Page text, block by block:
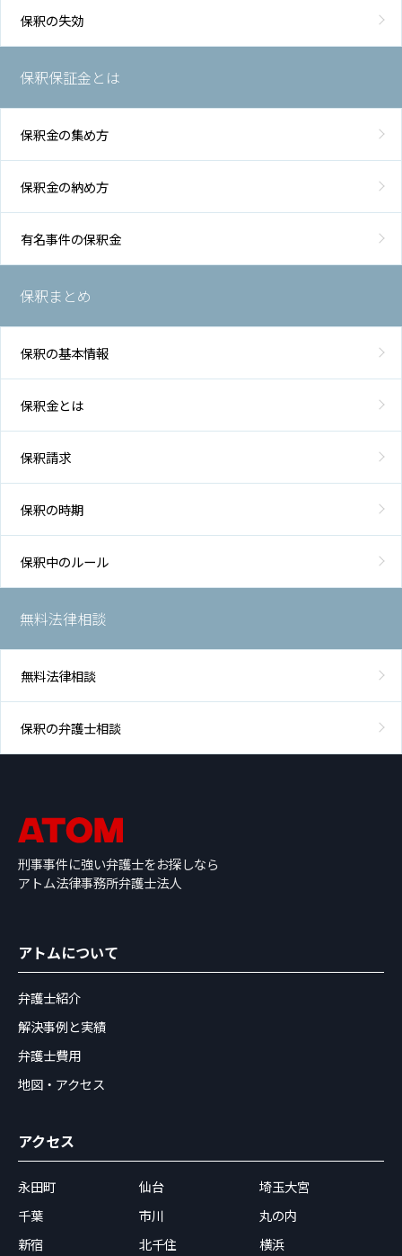
保釈の失効
保釈保証金とは
保釈金の集め方
保釈金の納め方
有名事件の保釈金
保釈まとめ
保釈の基本情報
保釈金とは
保釈請求
保釈の時期
保釈中のルール
無料法律相談
無料法律相談
保釈の弁護士相談
刑事事件に強い弁護士をお探しなら
アトム法律事務所弁護士法人
アトムについて
弁護士紹介
解決事例と実績
弁護士費用
地図・アクセス
アクセス
永田町 仙台
埼玉大宮
千葉
市川
丸の内
新宿
北千住
横浜